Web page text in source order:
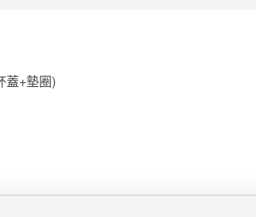
蓋+墊圈)